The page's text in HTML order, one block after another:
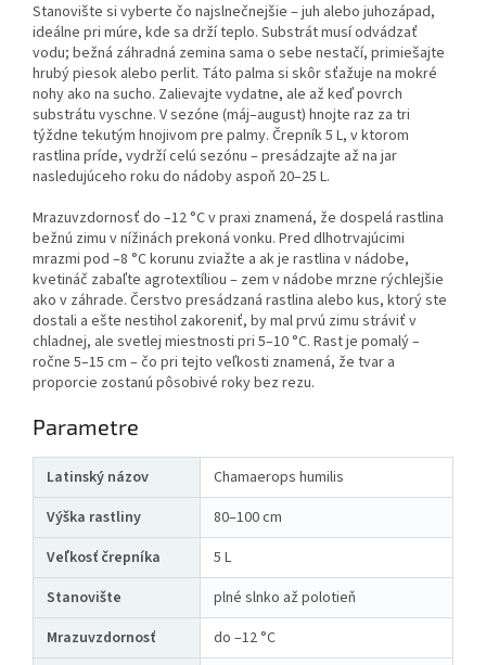
Stanovište si vyberte čo najslnečnejšie – juh alebo juhozápad,
ideálne pri múre, kde sa drží teplo. Substrát musí odvádzať
vodu; bežná záhradná zemina sama o sebe nestačí, primiešajte
hrubý piesok alebo perlit. Táto palma si skôr sťažuje na mokré
nohy ako na sucho. Zalievajte vydatne, ale až keď povrch
substrátu vyschne. V sezóne (máj–august) hnojte raz za tri
týždne tekutým hnojivom pre palmy. Črepník 5 L, v ktorom
rastlina príde, vydrží celú sezónu – presádzajte až na jar
nasledujúceho roku do nádoby aspoň 20–25 L.
Mrazuvzdornosť do –12 °C v praxi znamená, že dospelá rastlina
bežnú zimu v nížinách prekoná vonku. Pred dlhotrvajúcimi
mrazmi pod –8 °C korunu zviažte a ak je rastlina v nádobe,
kvetináč zabaľte agrotextíliou – zem v nádobe mrzne rýchlejšie
ako v záhrade. Čerstvo presádzaná rastlina alebo kus, ktorý ste
dostali a ešte nestihol zakoreniť, by mal prvú zimu stráviť v
chladnej, ale svetlej miestnosti pri 5–10 °C. Rast je pomalý –
ročne 5–15 cm – čo pri tejto veľkosti znamená, že tvar a
proporcie zostanú pôsobivé roky bez rezu.
Parametre
Latinský názov
Chamaerops humilis
Výška rastliny
80–100 cm
Veľkosť črepníka
5 L
Stanovište
plné slnko až polotieň
Mrazuvzdornosť
do –12 °C